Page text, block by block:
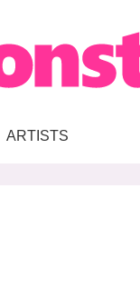
ARTISTS